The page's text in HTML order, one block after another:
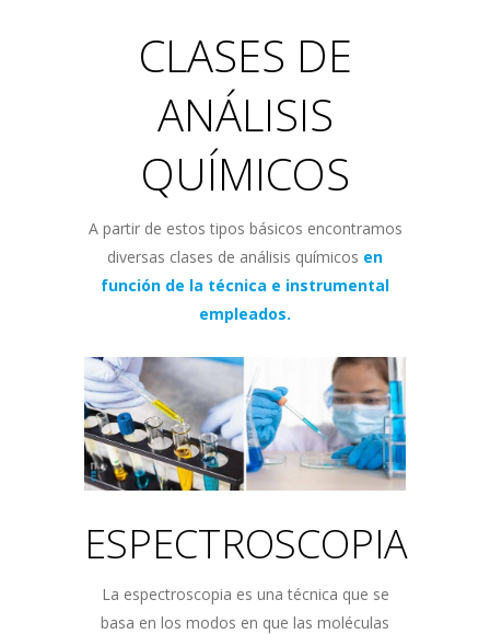
CLASES DE
ANÁLISIS
QUÍMICOS
A partir de estos tipos básicos encontramos
diversas clases de análisis químicos en
función de la técnica e instrumental
empleados.
ESPECTROSCOPIA
La espectroscopia es una técnica que se
basa en los modos en que las moléculas